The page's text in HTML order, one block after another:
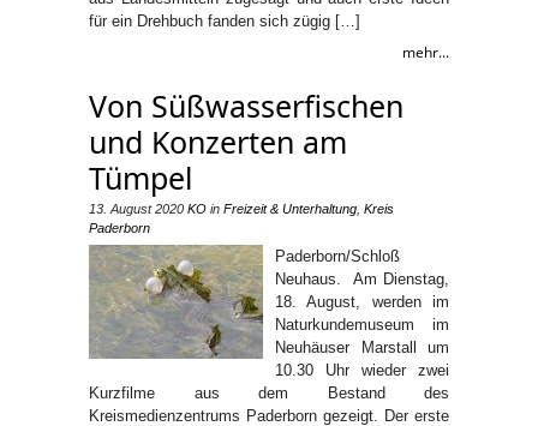
für ein Drehbuch fanden sich zügig […]
mehr...
Von Süßwasserfischen
und Konzerten am
Tümpel
13. August 2020 KO in Freizeit & Unterhaltung Kreis
Paderborn
Paderborn/Schloß
Neuhaus. Am Dienstag,
18. August, werden im
Naturkundemuseum im
Neuhäuser Marstall um
10.30 Uhr wieder zwei
Kurzfilme aus dem Bestand des
Kreismedienzentrums Paderborn gezeigt. Der erste